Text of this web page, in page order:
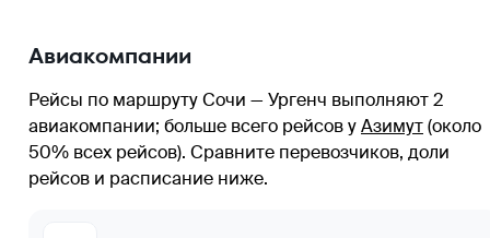
Авиакомпании
Рейсы по маршруту Сочи — Ургенч выполняют 2
авиакомпании; больше всего рейсов уАзимут(около
50% всех рейсов). Сравните перевозчиков, доли
рейсов и расписание ниже.